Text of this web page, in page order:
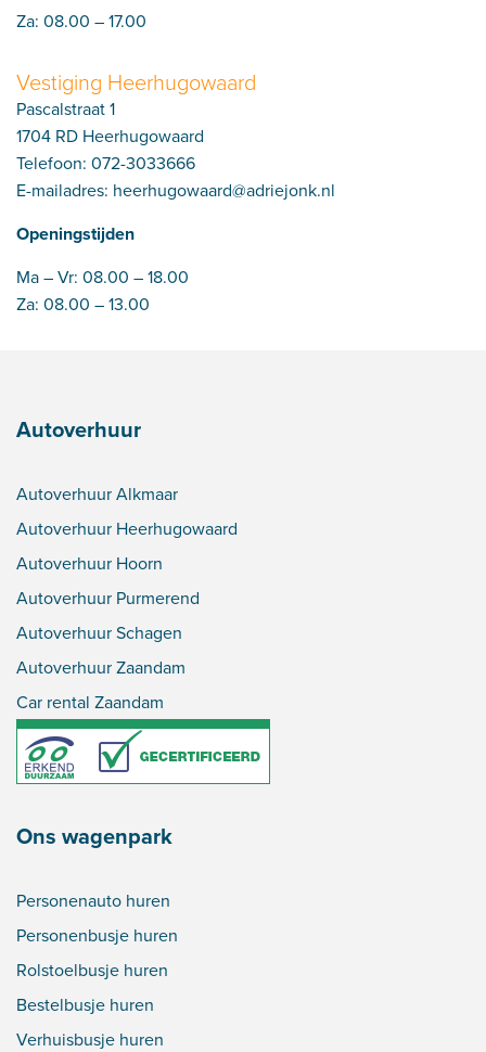
Za: 08.00 – 17.00
Vestiging Heerhugowaard
Pascalstraat 1
1704 RD Heerhugowaard
Telefoon: 072-3033666
E-mailadres: heerhugowaard@adriejonk.nl
Openingstijden
Ma – Vr: 08.00 – 18.00
Za: 08.00 – 13.00
Autoverhuur
Autoverhuur Alkmaar
Autoverhuur Heerhugowaard
Autoverhuur Hoorn
Autoverhuur Purmerend
Autoverhuur Schagen
Autoverhuur Zaandam
Car rental Zaandam
Ons wagenpark
Personenauto huren
Personenbusje huren
Rolstoelbusje huren
Bestelbusje huren
Verhuisbusje huren